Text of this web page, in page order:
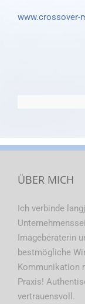
www.crossover-
ÜBER MICH
Ich verbinde
Imageberaterin
bestmögliche
Kommunikation
Praxis!
vertrauensvoll.